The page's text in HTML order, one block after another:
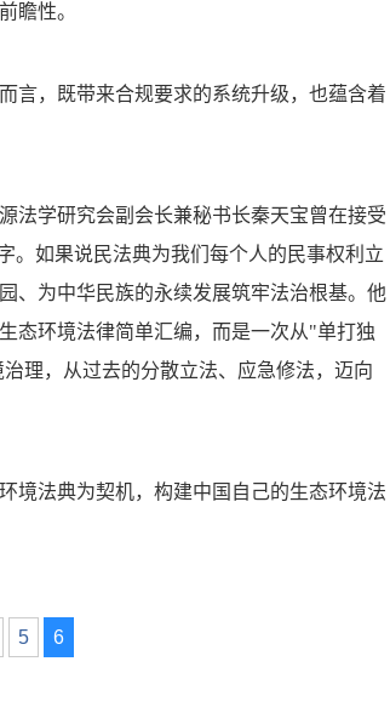
瞻性。
言，既带来合规要求的系统升级，也蕴含着
法学研究会副会长兼秘书长秦天宝曾在接受
。如果说民法典为我们每个人的民事权利立
、为中华民族的永续发展筑牢法治根基。他
态环境法律简单汇编，而是一次从"单打独
理，从过去的分散立法、应急修法，迈向
境法典为契机，构建中国自己的生态环境法
5 6